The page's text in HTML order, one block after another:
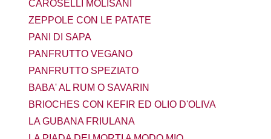
CAROSELLI MOLISANI
ZEPPOLE CON LE PATATE
PANI DI SAPA
PANFRUTTO VEGANO
PANFRUTTO SPEZIATO
BABA' AL RUM O SAVARIN
BRIOCHES CON KEFIR ED OLIO D'OLIVA
LA GUBANA FRIULANA